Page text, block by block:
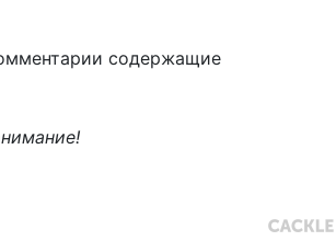
содержащие